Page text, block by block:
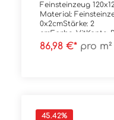
Feinsteinzeug
Material:
0x2cmStärke: 2
cmFarbe: VitKante:
che: R11
86,98 €* pro m²
45.42%